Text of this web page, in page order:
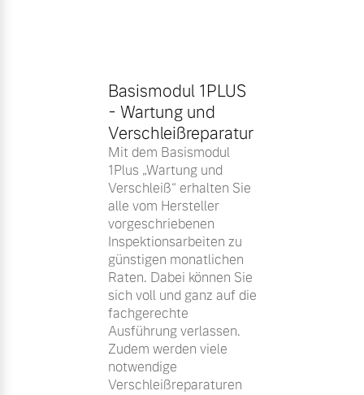
Basismodul 1PLUS
- Wartung und
Verschleißreparatur
Mit dem Basismodul
1Plus „Wartung und
Verschleiß“ erhalten Sie
alle vom Hersteller
vorgeschriebenen
Inspektionsarbeiten zu
günstigen monatlichen
Raten. Dabei können Sie
sich voll und ganz auf die
fachgerechte
Ausführung verlassen.
Zudem werden viele
notwendige
Verschleißreparaturen